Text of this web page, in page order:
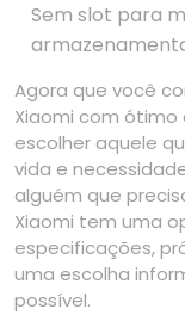
Sem slot para
Agora que você
Xiaomi com
escolher aquele
vida e
alguém que
Xiaomi tem uma
especificações,
uma escolha
possível.